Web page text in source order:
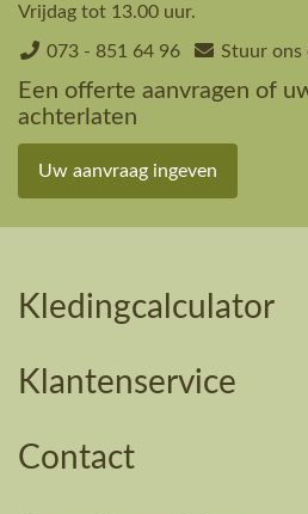
Vrijdag tot 13.00 uur.
073 - 851 64 96 Stuur ons
Een offerte aanvragen of
achterlaten
Uw aanvraag ingeven
Kledingcalculator
Klantenservice
Contact